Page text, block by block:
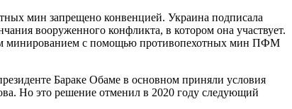
мин запрещено конвенцией. Украина подписала
вооруженного конфликта, в котором она участвует.
минированием с помощью противопехотных мин ПФМ
Бараке Обаме в основном приняли условия
Но это решение отменил в 2020 году следующий